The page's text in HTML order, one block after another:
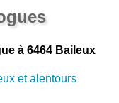
à 6464 Baileux
et alentours